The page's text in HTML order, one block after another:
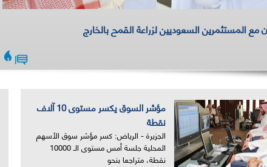
مع المستثمرين السعوديين لزراعة القمح بالخارج
|
مؤشر السوق يكسر مستوى 10 آلاف
نقطة
الجزيرة - الرياض: كسر مؤشر سوق الأسهم
المحلية جلسة أمس مستوى الـ 10000
نقطة، متراجعا بنحو